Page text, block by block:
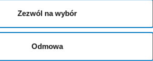
Zezwól na wybór
Odmowa